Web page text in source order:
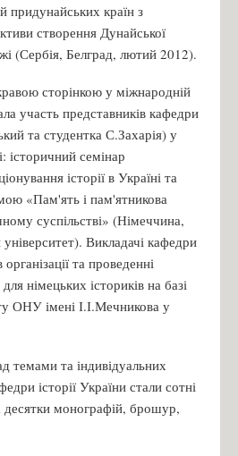
придунайських країн з
створення Дунайської
(Сербія, Белград, лютий 2012).
сторінкою у міжнародній
участь представників кафедри
та студентка С.Захарія) у
історичний семінар
історії в Україні та
«Пам'ять і пам'ятникова
суспільстві» (Німеччина,
Викладачі кафедри
та проведенні
німецьких істориків на базі
ОНУ імені І.І.Мечникова у
темами та індивідуальних
історії України стали сотні
десятки монографій, брошур,